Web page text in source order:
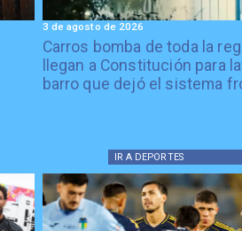
Carros bomba de toda la
llegan a Constitución para
barro que dejó el sistema
3 de agosto de 2026
IR A DEPORTES